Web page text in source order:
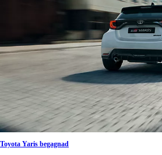
Toyota Yaris begagnad